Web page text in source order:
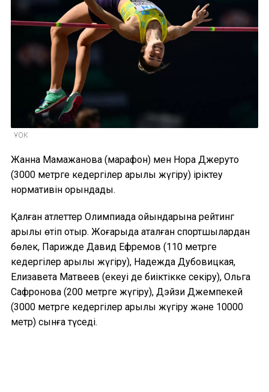
ҰОК
Жанна Мамажанова (марафон) мен Нора Джеруто
(3000 метрге кедергілер арқылы жүгіру) іріктеу
нормативін орындады.
Қалған атлеттер Олимпиада ойындарына рейтинг
арқылы өтіп отыр. Жоғарыда аталған спортшылардан
бөлек, Парижде Давид Ефремов (110 метрге
кедергілер арқылы жүгіру), Надежда Дубовицкая,
Елизавета Матвеев (екеуі де биіктікке секіру), Ольга
Сафронова (200 метрге жүгіру), Дэйзи Джемпекей
(3000 метрге кедергілер арқылы жүгіру және 10000
метр) сынға түседі.